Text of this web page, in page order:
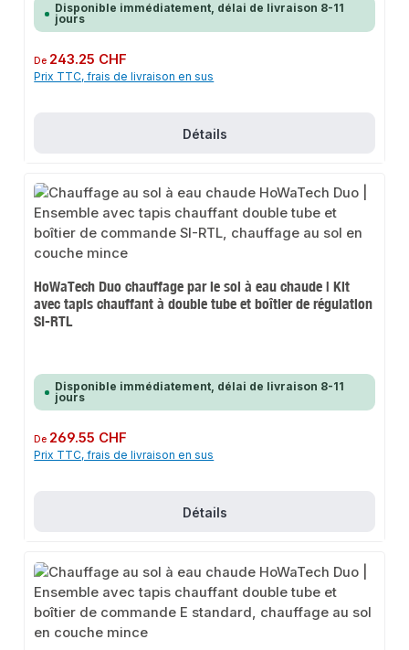
Disponible immédiatement, délai de livraison 8-11
jours
Prix régulier :
De 243.25 CHF
Prix TTC, frais de livraison en sus
Détails
HoWaTech Duo chauffage par le sol à eau chaude | Kit
avec tapis chauffant à double tube et boîtier de régulation
SI-RTL
Disponible immédiatement, délai de livraison 8-11
jours
Prix régulier :
De 269.55 CHF
Prix TTC, frais de livraison en sus
Détails